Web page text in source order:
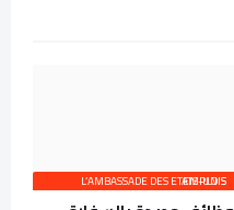
L’AMBASSADE DES ETATS-UNIS EMPLOIS